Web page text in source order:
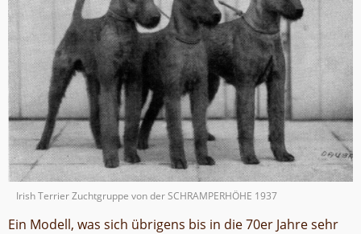
Irish Terrier Zuchtgruppe von der SCHRAMPERHÖHE 1937
Ein Modell, was sich übrigens bis in die 70er Jahre sehr